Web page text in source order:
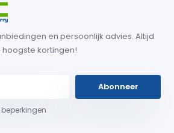
en persoonlijk advies. Altijd
kortingen!
Abonneer
beperkingen